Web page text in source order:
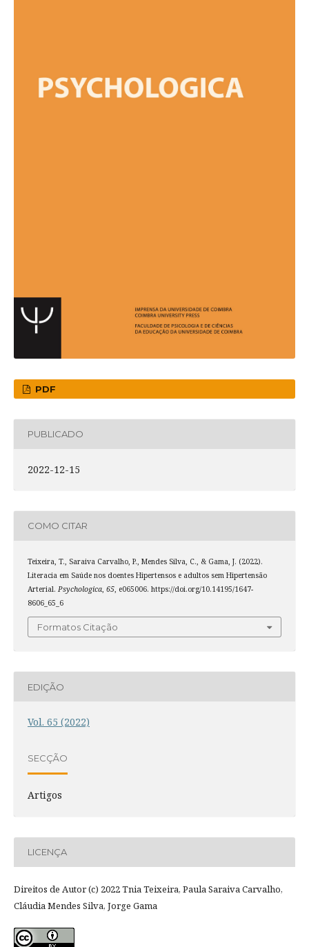
PDF
PUBLICADO
2022-12-15
COMO CITAR
Teixeira, T., Saraiva Carvalho, P., Mendes Silva, C., & Gama, J. (2022).
Literacia em Saúde nos doentes Hipertensos e adultos sem Hipertensão
Arterial. Psychologica, 65, e065006. https://doi.org/10.14195/1647-
8606_65_6
Formatos Citação
EDIÇÃO
Vol. 65 (2022)
SECÇÃO
Artigos
LICENÇA
Direitos de Autor (c) 2022 Tnia Teixeira, Paula Saraiva Carvalho,
Cláudia Mendes Silva, Jorge Gama